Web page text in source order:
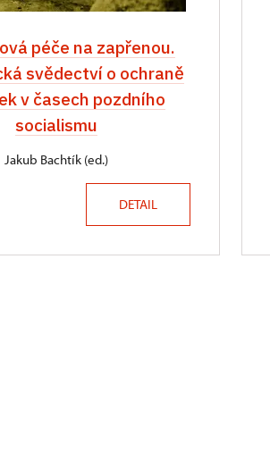
péče na zapřenou.
svědectví o ochraně
v časech pozdního
socialismu
Jakub Bachtík (ed.)
DETAIL